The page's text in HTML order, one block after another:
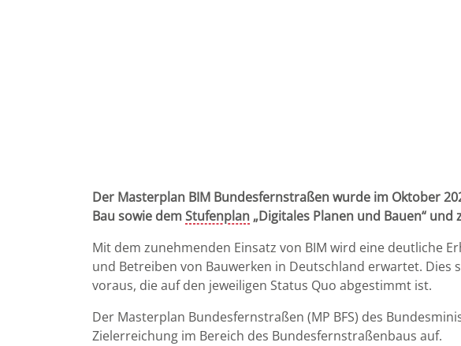
Der Masterplan BIM Bundesfernstraßen wurde im Oktober
Bau sowie demStufenplan „Digitales Planen und Bauen“
Mit dem zunehmenden Einsatz von BIM wird eine deutliche
und Betreiben von Bauwerken in Deutschland erwartet.
voraus, die auf den jeweiligen Status Quo abgestimmt ist.
Der Masterplan Bundesfernstraßen (MP BFS) des
Zielerreichung im Bereich des Bundesfernstraßenbaus auf.